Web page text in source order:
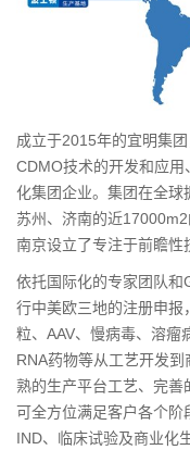
成立于2015年的宜明集
CDMO技术的开发和应
化集团企业。集团在全球
苏州、济南的近
南京设立了专注于前瞻性
依托国际化的专家团队
行中美欧三地的注册申
粒、AAV、慢病毒、溶瘤
RNA药物等从工艺开发
熟的生产平台工艺、完
可全方位满足客户各个阶
IND、临床试验及商业化